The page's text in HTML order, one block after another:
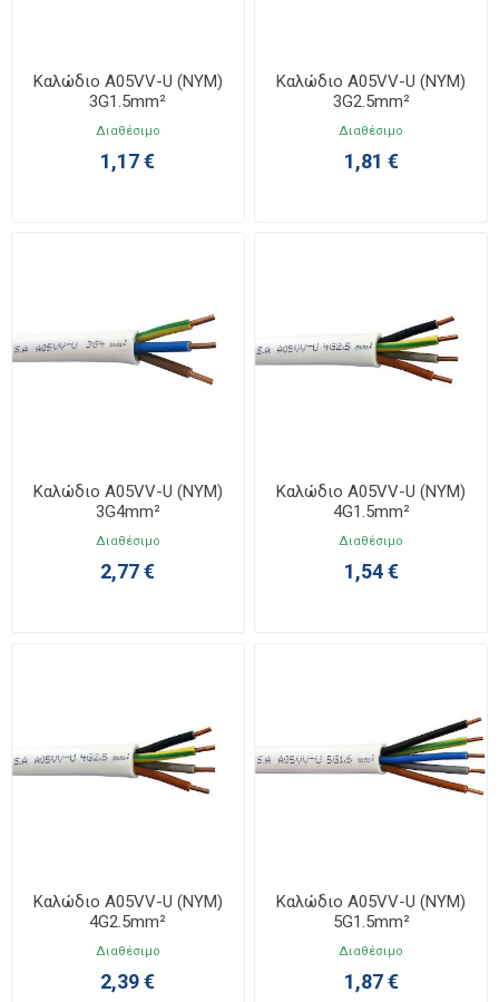
Καλώδιο A05VV-U (NYM)
3G1.5mm²
Διαθέσιμο
1,17 €
Καλώδιο A05VV-U (NYM)
3G2.5mm²
Διαθέσιμο
1,81 €
Καλώδιο A05VV-U (NYM)
3G4mm²
Διαθέσιμο
2,77 €
Καλώδιο A05VV-U (NYM)
4G1.5mm²
Διαθέσιμο
1,54 €
Καλώδιο A05VV-U (NYM)
4G2.5mm²
Διαθέσιμο
2,39 €
Καλώδιο A05VV-U (NYM)
5G1.5mm²
Διαθέσιμο
1,87 €